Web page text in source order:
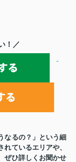
！／
なるの？」という細
ているエリアや、
ぜひ詳しくお聞かせ